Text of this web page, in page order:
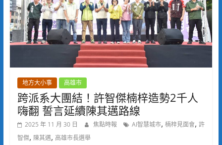
地方大小事 高雄市
跨派系大團結！許智傑楠梓造勢2千人
嗨翻 誓言延續陳其邁路線
2025 年 11 月 30 日 焦點時報 AI智慧城市, 楠梓見面會, 許
智傑, 陳其邁, 高雄市長選舉